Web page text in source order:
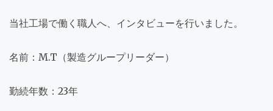
当社工場で働く職人へ、インタビューを行いました。
名前：M.T（製造グループリーダー）
勤続年数：23年